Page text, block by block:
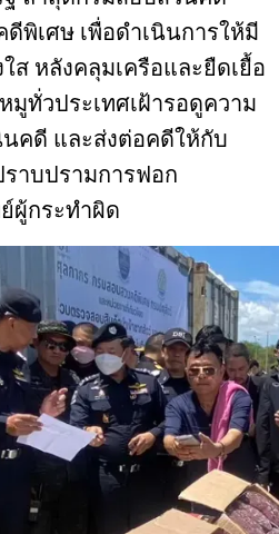
พิเศษ เพื่อดำเนินการให้มี
ส หลังคลุมเครือและยืดเยื้อ
มูทั่วประเทศเฝ้ารอดูความ
นคดี และส่งต่อคดีให้กับ
าบปรามการฟอก
ผู้กระทำผิด